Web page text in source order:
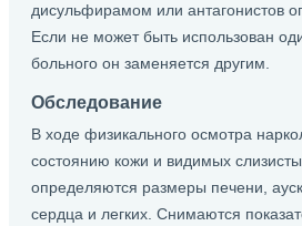
дисульфирамом или антагонистов
Если не может быть использован
больного он заменяется другим.
Обследование
В ходе физикального осмотра
состоянию кожи и видимых
определяются размеры печени,
сердца и легких. Снимаются